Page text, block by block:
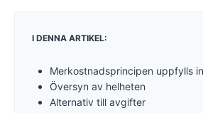
I DENNA ARTIKEL:
Merkostnadsprincipen uppfylls
Översyn av helheten
Alternativ till avgifter